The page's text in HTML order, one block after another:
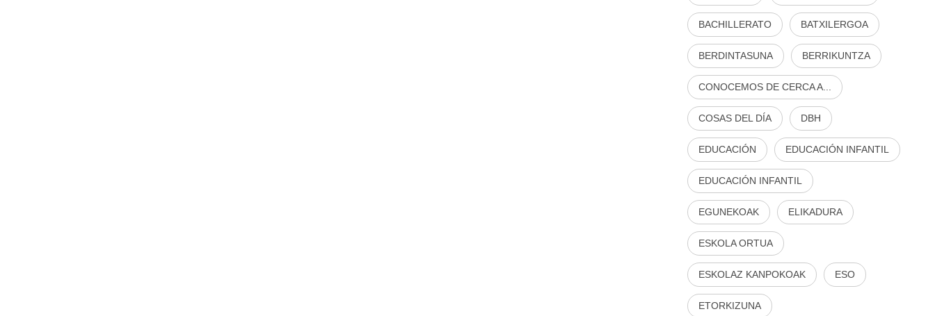
BACHILLERATO BATXILERGOA
BERDINTASUNA BERRIKUNTZA
CONOCEMOS DE CERCA A...
COSAS DEL DÍA DBH
EDUCACIÓN EDUCACIÓN INFANTIL
EDUCACIÓN INFANTIL
EGUNEKOAK ELIKADURA
ESKOLA ORTUA
ESKOLAZ KANPOKOAK ESO
ETORKIZUNA